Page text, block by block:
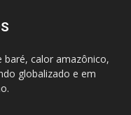
calor amazônico,
globalizado e em